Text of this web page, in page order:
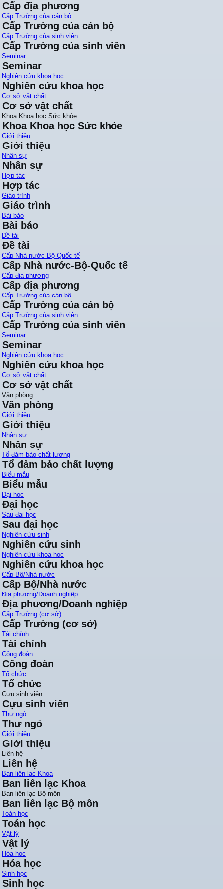
Cấp địa phương
Cấp Trường của cán bộ
Cấp Trường của cán bộ
Cấp Trường của sinh viên
Cấp Trường của sinh viên
Seminar
Seminar
Nghiên cứu khoa học
Nghiên cứu khoa học
Cơ sở vật chất
Cơ sở vật chất
Khoa Khoa học Sức khỏe
Khoa Khoa học Sức khỏe
Giới thiệu
Giới thiệu
Nhân sự
Nhân sự
Hợp tác
Hợp tác
Giáo trình
Giáo trình
Bài báo
Bài báo
Đề tài
Đề tài
Cấp Nhà nước-Bộ-Quốc tế
Cấp Nhà nước-Bộ-Quốc tế
Cấp địa phương
Cấp địa phương
Cấp Trường của cán bộ
Cấp Trường của cán bộ
Cấp Trường của sinh viên
Cấp Trường của sinh viên
Seminar
Seminar
Nghiên cứu khoa học
Nghiên cứu khoa học
Cơ sở vật chất
Cơ sở vật chất
Văn phòng
Văn phòng
Giới thiệu
Giới thiệu
Nhân sự
Nhân sự
Tổ đảm bảo chất lượng
Tổ đảm bảo chất lượng
Biểu mẫu
Biểu mẫu
Đại học
Đại học
Sau đại học
Sau đại học
Nghiên cứu sinh
Nghiên cứu sinh
Nghiên cứu khoa học
Nghiên cứu khoa học
Cấp Bộ/Nhà nước
Cấp Bộ/Nhà nước
Địa phương/Doanh nghiệp
Địa phương/Doanh nghiệp
Cấp Trường (cơ sở)
Cấp Trường (cơ sở)
Tài chính
Tài chính
Công đoàn
Công đoàn
Tổ chức
Tổ chức
Cựu sinh viên
Cựu sinh viên
Thư ngỏ
Thư ngỏ
Giới thiệu
Giới thiệu
Liên hệ
Liên hệ
Ban liên lạc Khoa
Ban liên lạc Khoa
Ban liên lạc Bộ môn
Ban liên lạc Bộ môn
Toán học
Toán học
Vật lý
Vật lý
Hóa học
Hóa học
Sinh học
Sinh học